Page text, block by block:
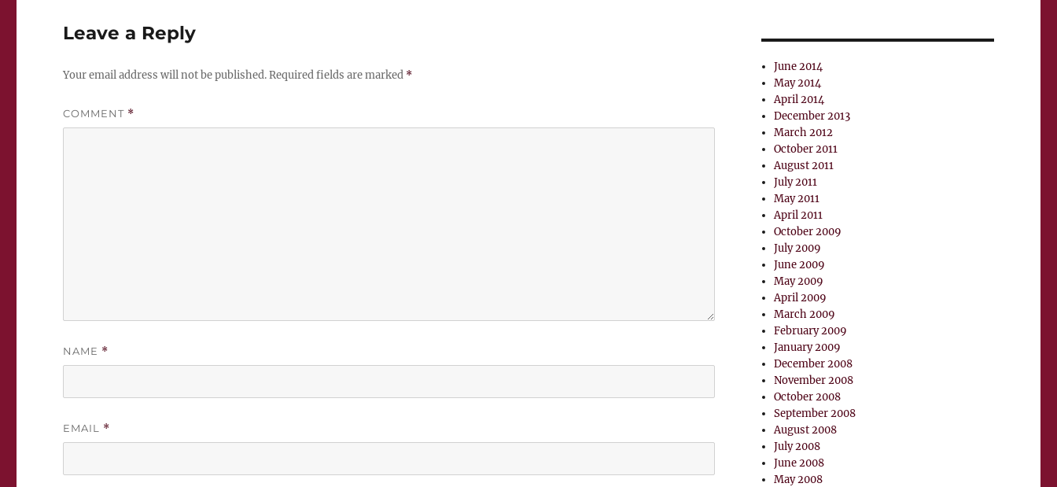
Leave a Reply
Your email address will not be published.Required fields are marked *
COMMENT *
NAME *
EMAIL *
June 2014
May 2014
April 2014
December 2013
March 2012
October 2011
August 2011
July 2011
May 2011
April 2011
October 2009
July 2009
June 2009
May 2009
April 2009
March 2009
February 2009
January 2009
December 2008
November 2008
October 2008
September 2008
August 2008
July 2008
June 2008
May 2008